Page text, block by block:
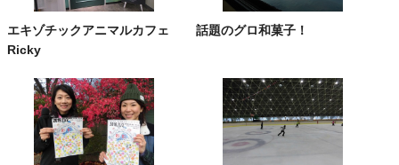
エキゾチックアニマルカフェ
Ricky
話題のグロ和菓子！